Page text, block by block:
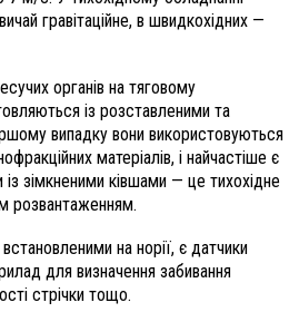
гравітаційне, в швидкохідних —
органів на тяговому
із розставленими та
випадку вони використовуються
матеріалів, і найчастіше є
зімкненими ківшами — це тихохідне
розвантаженням.
на норії, є датчики
для визначення забивання
стрічки тощо.